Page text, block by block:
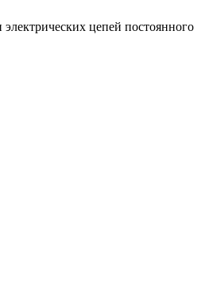
цепей постоянного